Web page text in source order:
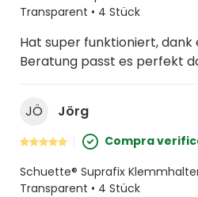
Transparent • 4 Stück
Hat super funktioniert, dank
Beratung passt es perfekt
JÖ Jörg
Compra
Schuette® Suprafix
Transparent • 4 Stück